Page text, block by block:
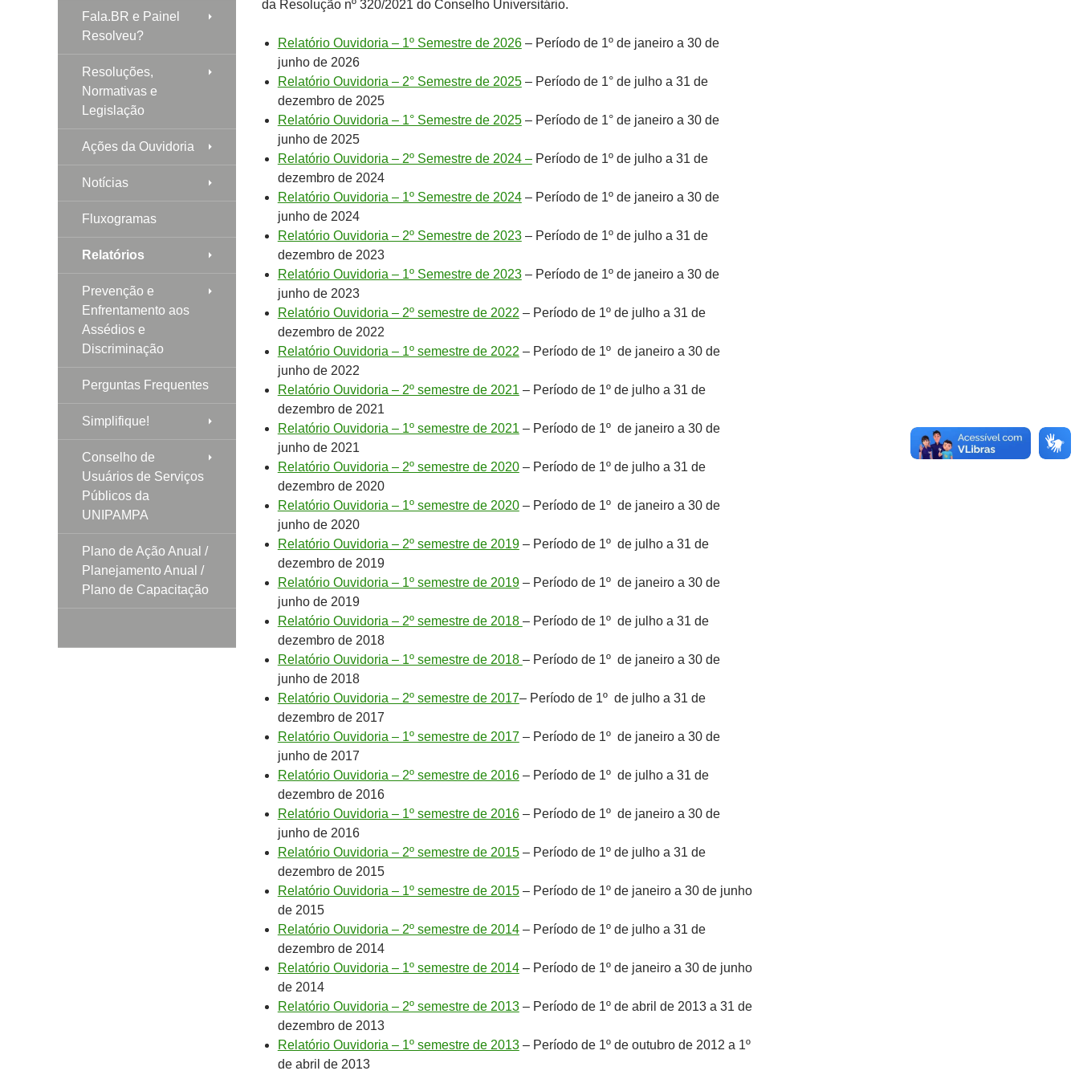
da Resolução nº 320/2021 do Conselho Universitário.
Relatório Ouvidoria – 1º Semestre de 2026– Período de 1º de janeiro a 30 de
junho de 2026
Relatório Ouvidoria – 2° Semestre de 2025– Período de 1° de julho a 31 de
dezembro de 2025
Relatório Ouvidoria – 1° Semestre de 2025– Período de 1° de janeiro a 30 de
junho de 2025
Relatório Ouvidoria – 2º Semestre de 2024 –Período de 1º de julho a 31 de
dezembro de 2024
Relatório Ouvidoria – 1º Semestre de 2024– Período de 1º de janeiro a 30 de
junho de 2024
Relatório Ouvidoria – 2º Semestre de 2023– Período de 1º de julho a 31 de
dezembro de 2023
Relatório Ouvidoria – 1º Semestre de 2023– Período de 1º de janeiro a 30 de
junho de 2023
Relatório Ouvidoria – 2º semestre de 2022 – Período de 1º de julho a 31 de
dezembro de 2022
Relatório Ouvidoria – 1º semestre de 2022 – Período de 1º de janeiro a 30 de
junho de 2022
Relatório Ouvidoria – 2º semestre de 2021 – Período de 1º de julho a 31 de
dezembro de 2021
Relatório Ouvidoria – 1º semestre de 2021 – Período de 1º de janeiro a 30 de
junho de 2021
Relatório Ouvidoria – 2º semestre de 2020– Período de 1º de julho a 31 de
dezembro de 2020
Relatório Ouvidoria – 1º semestre de 2020– Período de 1º de janeiro a 30 de
junho de 2020
Relatório Ouvidoria – 2º semestre de 2019– Período de 1º de julho a 31 de
dezembro de 2019
Relatório Ouvidoria – 1º semestre de 2019– Período de 1º de janeiro a 30 de
junho de 2019
Relatório Ouvidoria – 2º semestre de 2018 – Período de 1º de julho a 31 de
dezembro de 2018
Relatório Ouvidoria – 1º semestre de 2018 – Período de 1º de janeiro a 30 de
junho de 2018
Relatório Ouvidoria – 2º semestre de 2017– Período de 1º de julho a 31 de
dezembro de 2017
Relatório Ouvidoria – 1º semestre de 2017 – Período de 1º de janeiro a 30 de
junho de 2017
Relatório Ouvidoria – 2º semestre de 2016– Período de 1º de julho a 31 de
dezembro de 2016
Relatório Ouvidoria – 1º semestre de 2016– Período de 1º de janeiro a 30 de
junho de 2016
Relatório Ouvidoria – 2º semestre de 2015– Período de 1º de julho a 31 de
dezembro de 2015
Relatório Ouvidoria – 1º semestre de 2015– Período de 1º de janeiro a 30 de junho
de 2015
Relatório Ouvidoria – 2º semestre de 2014– Período de 1º de julho a 31 de
dezembro de 2014
Relatório Ouvidoria – 1º semestre de 2014– Período de 1º de janeiro a 30 de junho
de 2014
Relatório Ouvidoria – 2º semestre de 2013– Período de 1º de abril de 2013 a 31 de
dezembro de 2013
Relatório Ouvidoria – 1º semestre de 2013– Período de 1º de outubro de 2012 a 1º
de abril de 2013
Fala.BR e Painel
Resolveu?
Resoluções,
Normativas e
Legislação
Ações da Ouvidoria
Notícias
Fluxogramas
Relatórios
Prevenção e
Enfrentamento aos
Assédios e
Discriminação
Perguntas Frequentes
Simplifique!
Conselho de
Usuários de Serviços
Públicos da
UNIPAMPA
Plano de Ação Anual /
Planejamento Anual /
Plano de Capacitação